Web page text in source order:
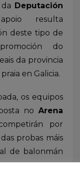
Deputación
resulta
deste tipo de
do
da provincia
en Galicia.
os equipos
no Arena
por
probas máis
de balonmán